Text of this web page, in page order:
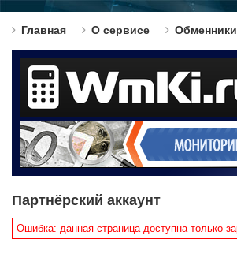
Главная О сервисе Обменники
Партнёрский аккаунт
Ошибка: данная страница доступна только